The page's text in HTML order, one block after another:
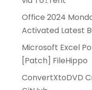
Office 2024
Activated Latest
Microsoft Excel
[Patch] FileHippo
ConvertXtoDVD